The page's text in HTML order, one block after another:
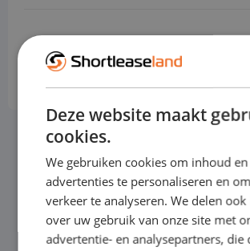
Prijs obv
Bekijk het volledige
Deze website maakt
cookies.
We gebruiken cookies om inhoud en
advertenties te personaliseren en
verkeer te analyseren. We delen
over uw gebruik van onze site met
advertentie- en analysepartners, die